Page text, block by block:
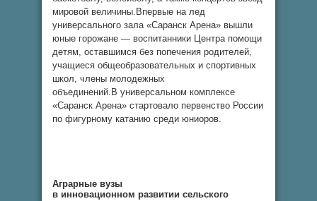
мировой величины.Впервые на лед
универсального зала «Саранск Арена» вышли
юные горожане — воспитанники Центра помощи
детям, оставшимся без попечения родителей,
учащиеся общеобразовательных и спортивных
школ, члены молодежных
объединений.В универсальном комплексе
«Саранск Арена» стартовало первенство России
по фигурному катанию среди юниоров.
Аграрные вузы
в инновационном развитии сельского